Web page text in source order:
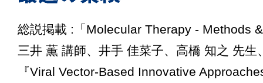
総説掲載 :「Molecular Therapy - Methods
三井 薫 講師、井手 佳菜子、高橋 知之 先生
『Viral Vector-Based Innovative